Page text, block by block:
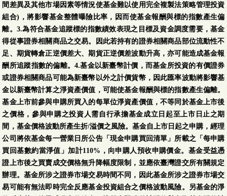
間差異及其他市場因素等情況使基金難以使用完全複製法策略管理投資
組合)，將影響基金整體曝險比率，因而使基金報酬與標的指數產生偏
離。3.為符合基金追蹤標的指數績效表現之目標及資金調度需要，基金
得從事證券相關商品之交易。因此若持有的證券相關商品部位流動性不
足、期貨轉倉正逆價差大、期貨正逆價差波動升高，亦可能造成基金報
酬所追蹤指數的偏離。4.基金以新臺幣計價，而基金所投資的有價證券
或證券相關商品可能為新臺幣以外之計價貨幣，因此匯率波動將影響基
金以新臺幣計算之淨資產價值，可能使基金報酬與標的指數產生偏離。
基金上市前參與申購所買入的每單位淨資產價值，不等同於基金上市後
之價格，參與申購之投資人需自行承擔基金成立日起至上市日止之期
間，基金價格波動所產生折/溢價之風險。基金自上市日起之申購，經理
公司將依基金每一營業日所公告「現金申購買回清單」所載之「每申購
買回基數約當淨值」加計110%，向申購人預收申購價金。基金受益憑
證上市後之買賣成交價格無升降幅度限制，並應依臺灣證交所有關規定
辦理。基金所涉之證券市場交易時間不同，因此基金所涉之證券市場交
易可能有無法即時完全反應基金投資組合之價格波動風險。另基金的淨